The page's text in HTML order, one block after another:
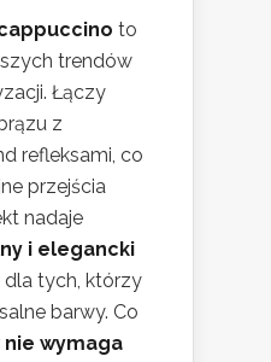
to
trendów
Łączy
z
refleksami, co
przejścia
nadaje
i elegancki
dla tych, którzy
barwy. Co
nie wymaga